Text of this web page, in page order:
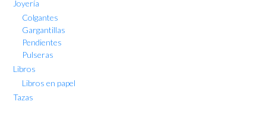
Joyería
Colgantes
Gargantillas
Pendientes
Pulseras
Libros
Libros en papel
Tazas